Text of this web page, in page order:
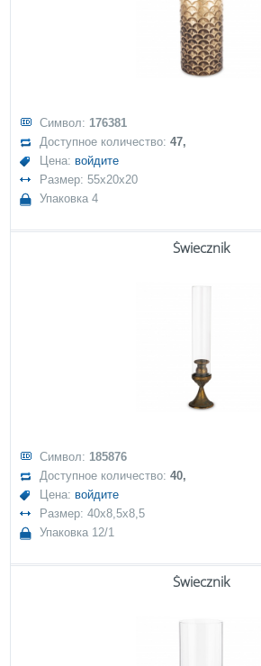
Символ: 176381
Доступное количество:47,
Цена: войдите
Размер: 55x20x20
Упаковка 4
Świecznik
Символ: 185876
Доступное количество:40,
Цена: войдите
Размер: 40x8,5x8,5
Упаковка 12/1
Świecznik